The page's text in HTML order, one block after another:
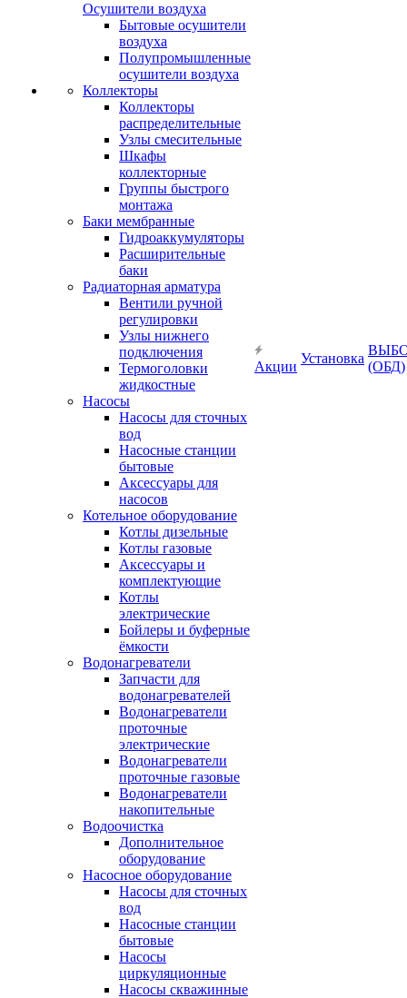
Осушители воздуха
Бытовые осушители
воздуха
Полупромышленные
осушители воздуха
Коллекторы
Коллекторы
распределительные
Узлы смесительные
Шкафы
коллекторные
Группы быстрого
монтажа
Баки мембранные
Гидроаккумуляторы
Расширительные
баки
Радиаторная арматура
Вентили ручной
регулировки
Узлы нижнего
подключения
Термоголовки
жидкостные
Насосы
Насосы для сточных
вод
Насосные станции
бытовые
Аксессуары для
насосов
Котельное оборудование
Котлы дизельные
Котлы газовые
Аксессуары и
комплектующие
Котлы
электрические
Бойлеры и буферные
ёмкости
Водонагреватели
Запчасти для
водонагревателей
Водонагреватели
проточные
электрические
Водонагреватели
проточные газовые
Водонагреватели
накопительные
Водоочистка
Дополнительное
оборудование
Насосное оборудование
Насосы для сточных
вод
Насосные станции
бытовые
Насосы
циркуляционные
Насосы скважинные
Акции
Установка
(ОБД)